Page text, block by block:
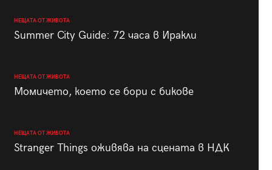
НЕЩАТА ОТ ЖИВОТА
Summer City Guide: 72 часа в Иракли
НЕЩАТА ОТ ЖИВОТА
Момичето, което се бори с бикове
НЕЩАТА ОТ ЖИВОТА
Stranger Things оживява на сцената в НДК